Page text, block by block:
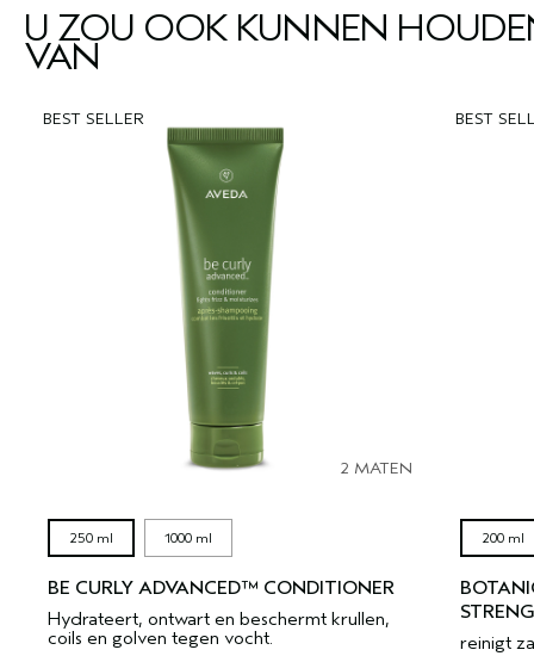
U ZOU OOK KUNNEN
VAN
BEST SELLER
2 MATEN
250 ml 1000 ml
BE CURLY ADVANCED™ CONDITIONER
Hydrateert, ontwart en beschermt krullen,
coils en golven tegen vocht.
BEST
200 ml
reinigt